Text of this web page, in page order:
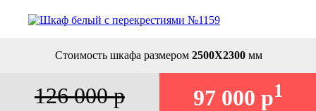
Стоимость шкафа размером 2500Х2300мм
126 000 р 97 000 р1